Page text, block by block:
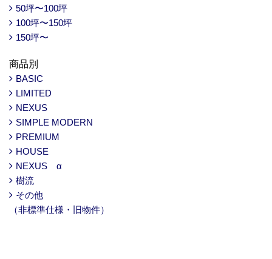
50坪〜100坪
100坪〜150坪
150坪〜
商品別
BASIC
LIMITED
NEXUS
SIMPLE MODERN
PREMIUM
HOUSE
NEXUS α
樹流
その他
（非標準仕様・旧物件）